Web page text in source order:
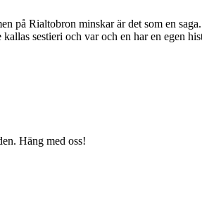
på Rialtobron minskar är det som en
sestieri och var och en har en egen
Häng med oss!